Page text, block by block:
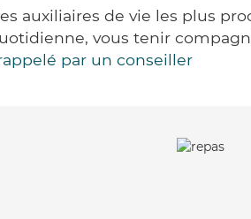
auxiliaires de vie les plus
vous tenir
par un conseiller